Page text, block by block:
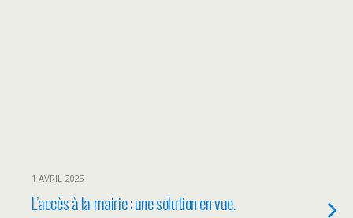
1 AVRIL 2025
L’accès à la mairie : une solution en vue.